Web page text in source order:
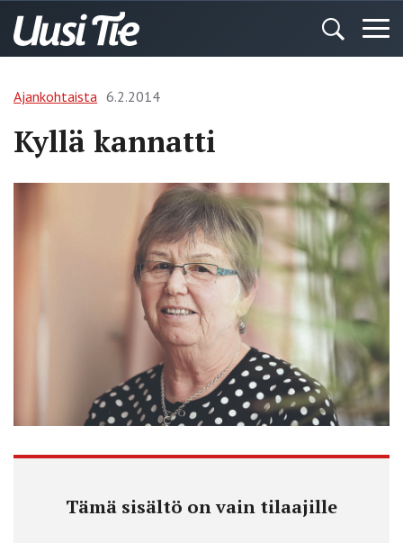
Ajankohtaista 6.2.2014
Kyllä kannatti
Tämä sisältö on vain tilaajille